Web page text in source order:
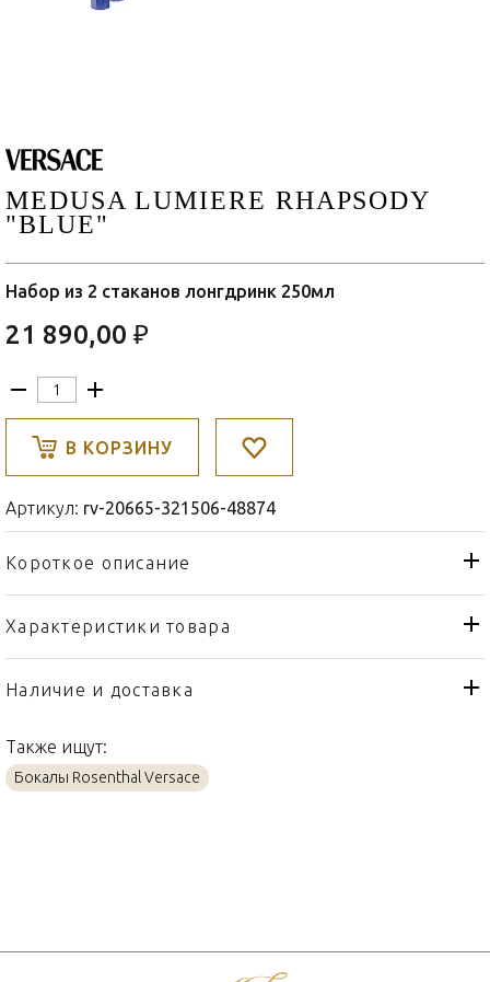
MEDUSA LUMIERE RHAPSODY
"BLUE"
Набор из 2 стаканов лонгдринк 250мл
21 890,00 ₽
В КОРЗИНУ
Артикул: rv-20665-321506-48874
Короткое описание
Характеристики товара
Тип товара
Стакан
Бренд
Страна производителя
Материал
Наличие и доставка
Также ищут:
Бокалы Rosenthal Versace